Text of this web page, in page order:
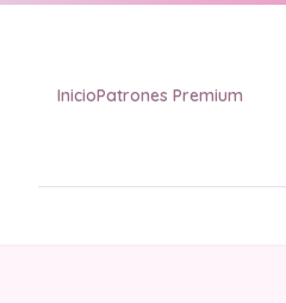
InicioPatrones Premium